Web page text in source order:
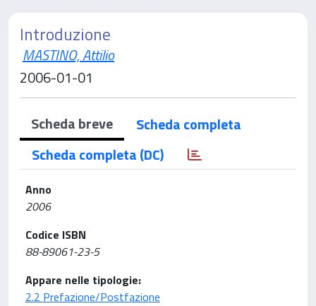
Introduzione
MASTINO, Attilio
2006-01-01
Scheda breve
Scheda completa
Scheda completa (DC)
Anno
2006
Codice ISBN
88-89061-23-5
Appare nelle tipologie:
2.2 Prefazione/Postfazione